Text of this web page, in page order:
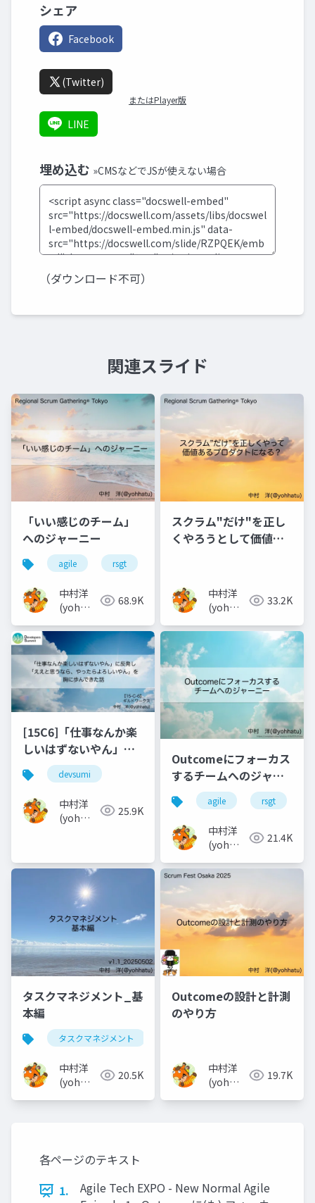
シェア
Facebook
(Twitter)
またはPlayer版
LINE
埋め込む »CMSなどでJSが使えない場合
（ダウンロード不可）
関連スライド
「いい感じのチーム」
へのジャーニー
agile rsgt
中村洋
(yoh
68.9K
スクラム"だけ"を正し
くやろうとして価値あ
中村洋
(yoh
33.2K
[15C6]「仕事なんか楽
しいはずないやん」に
反発し「ええと思うな
ら、やったらよろしい
やん」を胸に歩んでき
た話_2
devsumi
中村洋
(yoh
25.9K
Outcomeにフォーカス
するチームへのジャー
ニー
agile rsgt
中村洋
(yoh
21.4K
タスクマネジメント_基
本編
タスクマネジメント
中村洋
(yoh
20.5K
Outcomeの設計と計測
のやり方
中村洋
(yoh
19.7K
各ページのテキスト
1.
Agile Tech EXPO - New Normal Agile